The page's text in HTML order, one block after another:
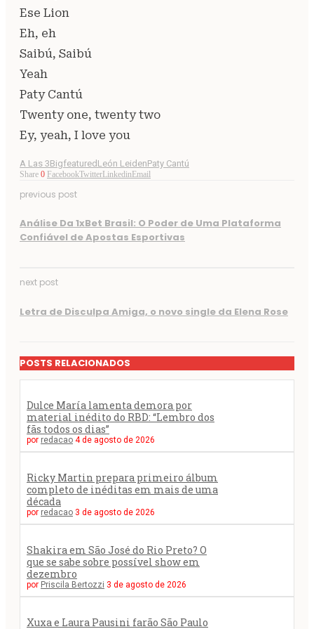
Ese Lion
Eh, eh
Saibú, Saibú
Yeah
Paty Cantú
Twenty one, twenty two
Ey, yeah, I love you
A Las 3Bigfeatured León LeidenPaty Cantú
Share 0 FacebookTwitterLinkedinEmail
previous post
Análise Da 1xBet Brasil: O Poder de Uma Plataforma
Confiável de Apostas Esportivas
next post
Letra de Disculpa Amiga, o novo single da Elena Rose
POSTS RELACIONADOS
Dulce María lamenta demora por
material inédito do RBD: “Lembro dos
fãs todos os dias”
por redacao 4 de agosto de 2026
Ricky Martin prepara primeiro álbum
completo de inéditas em mais de uma
década
por redacao 3 de agosto de 2026
Shakira em São José do Rio Preto? O
que se sabe sobre possível show em
dezembro
por Priscila Bertozzi 3 de agosto de 2026
Xuxa e Laura Pausini farão São Paulo